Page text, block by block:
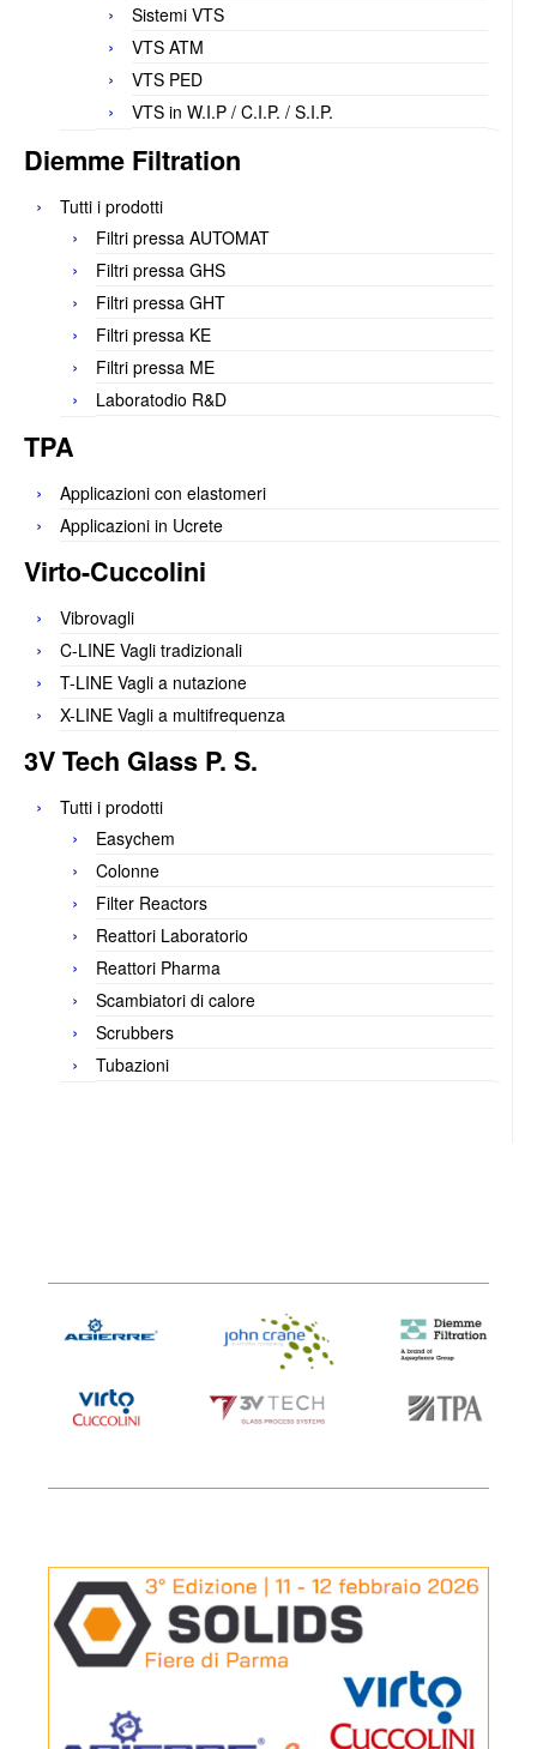
Sistemi VTS
VTS ATM
VTS PED
VTS in W.I.P / C.I.P. / S.I.P.
Diemme Filtration
Tutti i prodotti
Filtri pressa AUTOMAT
Filtri pressa GHS
Filtri pressa GHT
Filtri pressa KE
Filtri pressa ME
Laboratodio R&D
TPA
Applicazioni con elastomeri
Applicazioni in Ucrete
Virto-Cuccolini
Vibrovagli
C-LINE Vagli tradizionali
T-LINE Vagli a nutazione
X-LINE Vagli a multifrequenza
3V Tech Glass P. S.
Tutti i prodotti
Easychem
Colonne
Filter Reactors
Reattori Laboratorio
Reattori Pharma
Scambiatori di calore
Scrubbers
Tubazioni